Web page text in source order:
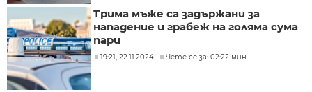
Трима мъже са задържани за
нападение и грабеж на голяма сума
пари
19:21, 22.11.2024 Чете се за: 02:22 мин.